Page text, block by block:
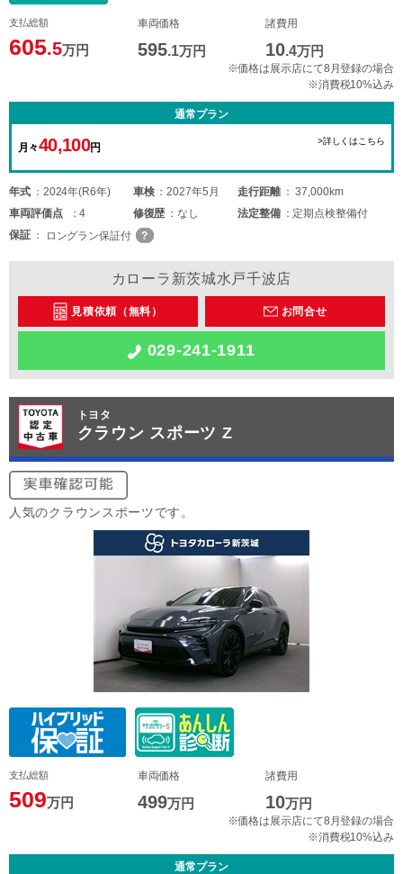
支払総額
605.5万円
車両価格
595.1万円
諸費用
10.4万円
※価格は展示店にて8月登録の場合
※消費税10%込み
通常プラン
月々40,100円
>詳しくはこちら
年式 2024年(R6年) 車検 2027年5月 走行距離
37,000km
車両評価点 4 修復歴 なし 法定整備
定期点検整備付
保証
ロングラン保証付
カローラ新茨城水戸千波店
見積依頼（無料） お問合せ
029-241-1911
トヨタ
クラウン スポーツ Z
人気のクラウンスポーツです。
支払総額
509万円
車両価格
499万円
諸費用
10万円
※価格は展示店にて8月登録の場合
※消費税10%込み
通常プラン